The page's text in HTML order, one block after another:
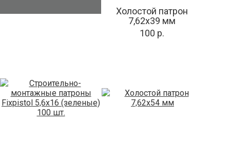
Холостой патрон
7,62х39 мм
100 р.